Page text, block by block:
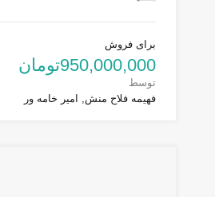
برای فروش
950,000,000تومان
توسط
فهیمه فلاح منش, امیر خامه ور